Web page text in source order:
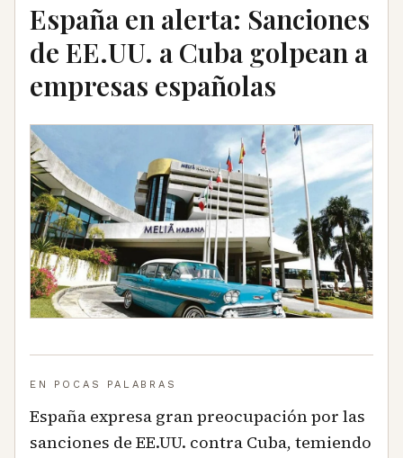
España en alerta: Sanciones
de EE.UU. a Cuba golpean a
empresas españolas
EN POCAS PALABRAS
España expresa gran preocupación por las
sanciones de EE.UU. contra Cuba, temiendo